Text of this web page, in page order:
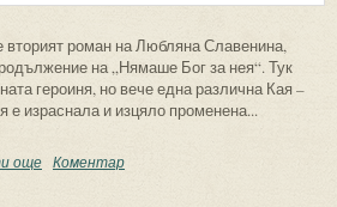
роман на Любляна Славенина,
на „Нямаше Бог за нея“. Тук
героиня, но вече една различна Кая –
е израснала и изцяло променена...
още about Бъдеще в миналото или минало в
Коментар